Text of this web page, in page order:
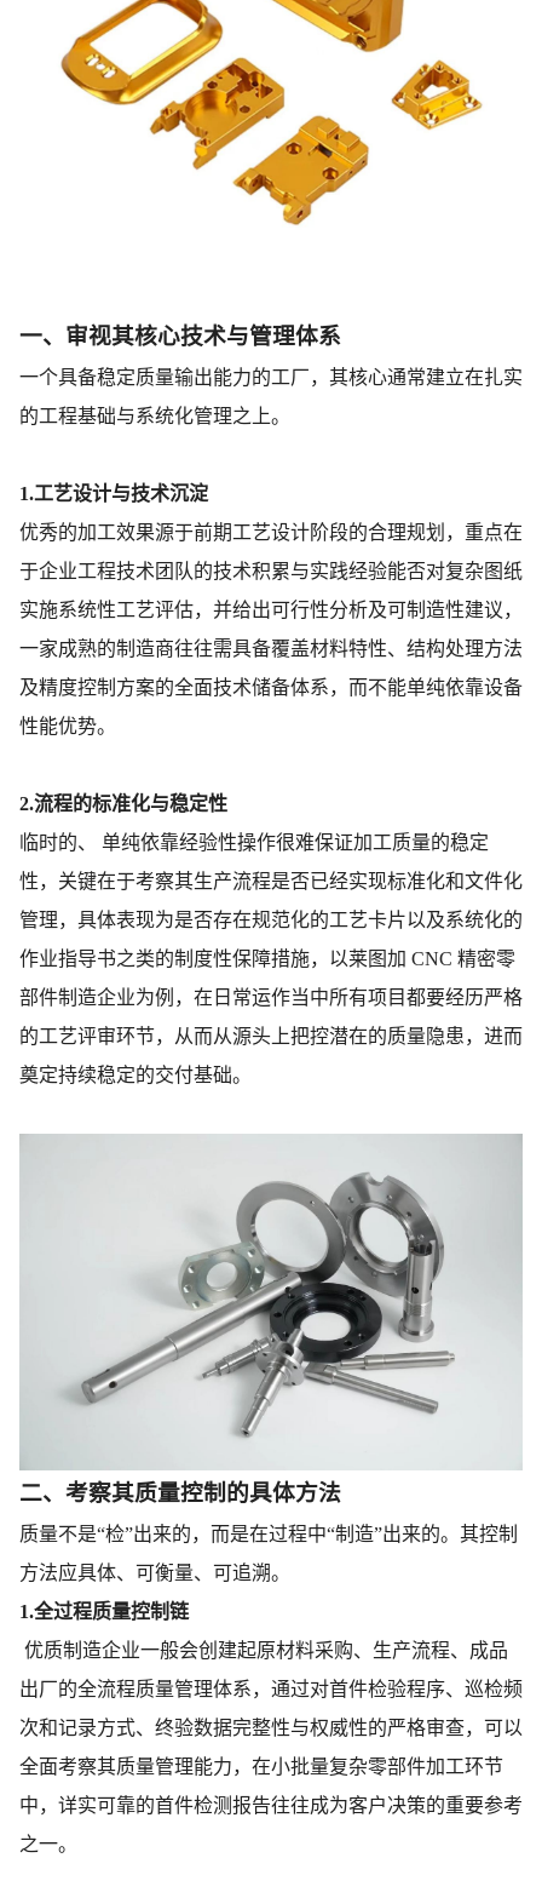
一、审视其核心技术与管理体系
一个具备稳定质量输出能力的工厂，其核心通常建立在扎实
的工程基础与系统化管理之上。
1.工艺设计与技术沉淀
优秀的加工效果源于前期工艺设计阶段的合理规划，重点在
于企业工程技术团队的技术积累与实践经验能否对复杂图纸
实施系统性工艺评估，并给出可行性分析及可制造性建议，
一家成熟的制造商往往需具备覆盖材料特性、结构处理方法
及精度控制方案的全面技术储备体系，而不能单纯依靠设备
性能优势。
2.流程的标准化与稳定性
临时的、 单纯依靠经验性操作很难保证加工质量的稳定
性，关键在于考察其生产流程是否已经实现标准化和文件化
管理，具体表现为是否存在规范化的工艺卡片以及系统化的
作业指导书之类的制度性保障措施，以莱图加 CNC 精密零
部件制造企业为例，在日常运作当中所有项目都要经历严格
的工艺评审环节，从而从源头上把控潜在的质量隐患，进而
奠定持续稳定的交付基础。
二、考察其质量控制的具体方法
质量不是“检”出来的，而是在过程中“制造”出来的。其控制
方法应具体、可衡量、可追溯。
1.全过程质量控制链
优质制造企业一般会创建起原材料采购、生产流程、成品
出厂的全流程质量管理体系，通过对首件检验程序、巡检频
次和记录方式、终验数据完整性与权威性的严格审查，可以
全面考察其质量管理能力，在小批量复杂零部件加工环节
中，详实可靠的首件检测报告往往成为客户决策的重要参考
之一。